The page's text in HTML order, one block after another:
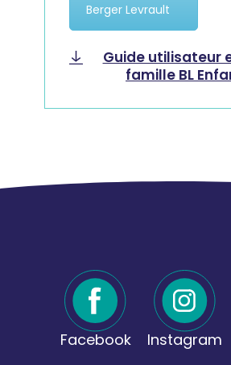
Berger Levrault
Guide utilisateur
famille BL
Facebook Instagram